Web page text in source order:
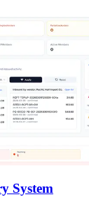
System